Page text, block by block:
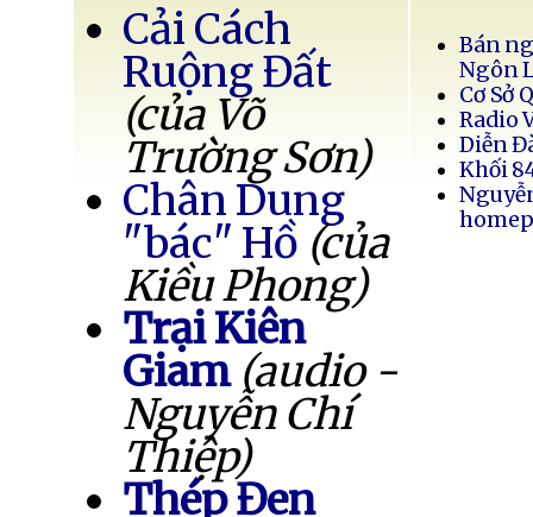
Cải Cách
Ruộng Đất
(của Võ
Trường Sơn)
Chân Dung
"bác" Hồ (của
Kiều Phong)
Trại Kiên
Giam (audio -
Nguyễn Chí
Thiệp)
Thép Đen
Bán
Ngôn
Cơ Sở
Radio
Diễn
Khối